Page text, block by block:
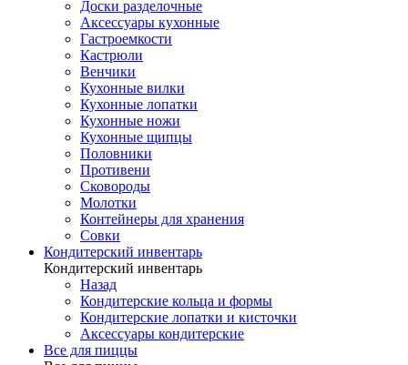
Доски разделочные
Аксессуары кухонные
Гастроемкости
Кастрюли
Венчики
Кухонные вилки
Кухонные лопатки
Кухонные ножи
Кухонные щипцы
Половники
Противени
Сковороды
Молотки
Контейнеры для хранения
Совки
Кондитерский инвентарь
Кондитерский инвентарь
Назад
Кондитерские кольца и формы
Кондитерские лопатки и кисточки
Аксессуары кондитерские
Все для пиццы